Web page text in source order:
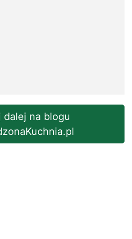
dalej na blogu